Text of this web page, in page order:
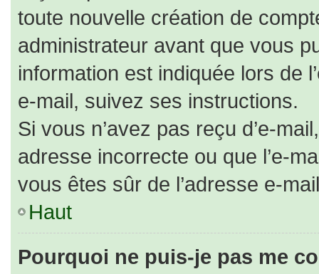
toute nouvelle création de
administrateur avant que vous
information est indiquée lors de
e-mail, suivez ses instructions.
Si vous n’avez pas reçu d’e-
adresse incorrecte ou que l’e-
vous êtes sûr de l’adresse e-
Haut
Pourquoi ne puis-je pas me